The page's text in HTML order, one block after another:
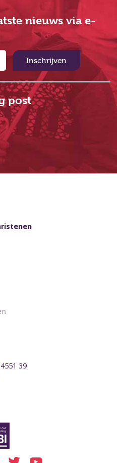
nieuws via e-
Inschrijven
post
39